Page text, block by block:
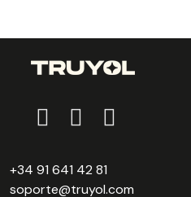
+34 91 641 42 81
soporte@truyol.com